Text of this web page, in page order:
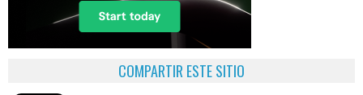
COMPARTIR ESTE SITIO